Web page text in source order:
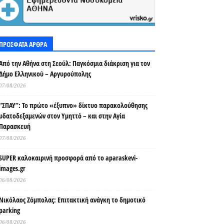
ΑΡΘΡΑ
την Αθήνα στη Σεούλ: Παγκόσμια διάκριση για τον
Ελληνικού – Αργυρούπολης
08/2026
Το πρώτο «έξυπνο» δίκτυο παρακολούθησης
στον Υμηττό – και στην Αγία
08/2026
καλοκαιρινή προσφορά από το aparaskevi-
08/2026
Ζόμπολας: Επιτακτική ανάγκη το δημοτικό
08/2026